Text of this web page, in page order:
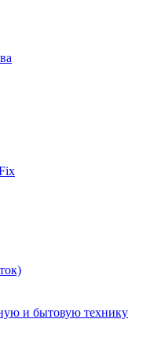
и бытовую технику